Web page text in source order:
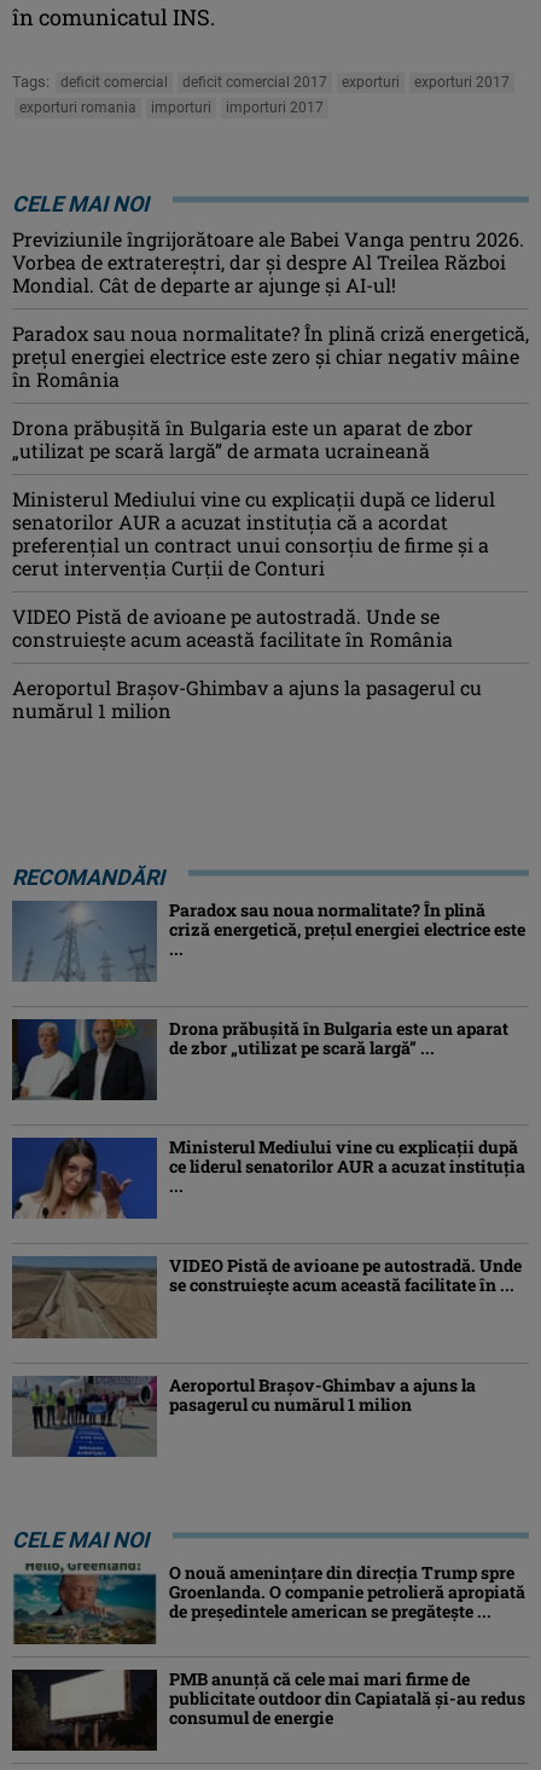
în comunicatul INS.
Tags: deficit comercial deficit comercial 2017 exporturi
exporturi 2017
exporturi romania
importuri importuri 2017
CELE MAI NOI
Previziunile îngrijorătoare ale Babei Vanga pentru 2026.
Vorbea de extratereștri, dar și despre Al Treilea Război
Mondial. Cât de departe ar ajunge și AI-ul!
Paradox sau noua normalitate? În plină criză energetică,
prețul energiei electrice este zero și chiar negativ mâine
în România
Drona prăbuşită în Bulgaria este un aparat de zbor
„utilizat pe scară largă” de armata ucraineană
Ministerul Mediului vine cu explicații după ce liderul
senatorilor AUR a acuzat instituția că a acordat
preferențial un contract unui consorțiu de firme și a
cerut intervenția Curții de Conturi
VIDEO Pistă de avioane pe autostradă. Unde se
construiește acum această facilitate în România
Aeroportul Brașov-Ghimbav a ajuns la pasagerul cu
numărul 1 milion
RECOMANDĂRI
Paradox sau noua normalitate? În plină
criză energetică, prețul energiei electrice este
...
Drona prăbuşită în Bulgaria este un aparat
de zbor „utilizat pe scară largă” ...
Ministerul Mediului vine cu explicații după
ce liderul senatorilor AUR a acuzat instituția
...
VIDEO Pistă de avioane pe autostradă. Unde
se construiește acum această facilitate în ...
Aeroportul Brașov-Ghimbav a ajuns la
pasagerul cu numărul 1 milion
CELE MAI NOI
O nouă amenințare din direcția Trump spre
Groenlanda. O companie petrolieră apropiată
de președintele american se pregătește ...
PMB anunță că cele mai mari firme de
publicitate outdoor din Capiatală și-au redus
consumul de energie